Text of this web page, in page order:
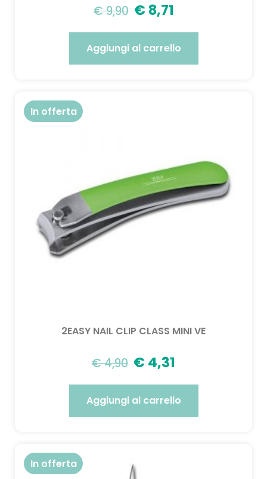
€9,90 € 8,71
Aggiungi al carrello
In offerta
2EASY NAIL CLIP CLASS MINI VE
€4,90 € 4,31
Aggiungi al carrello
In offerta